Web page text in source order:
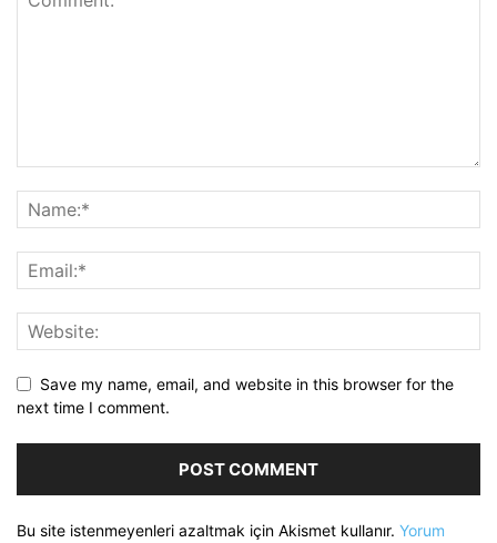
Save my name, email, and website in this browser for the
next time I comment.
Bu site istenmeyenleri azaltmak için Akismet kullanır. Yorum